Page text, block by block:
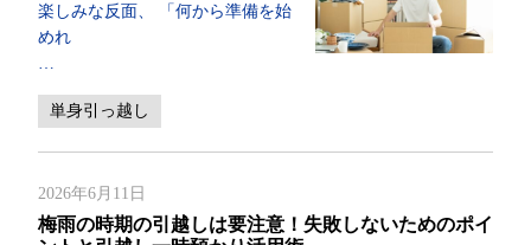
楽しみな反面、 「何から準備を始
めれ
単身引っ越し
2026年6月11日
梅雨の時期の引越しは要注意！失敗しないためのポイ